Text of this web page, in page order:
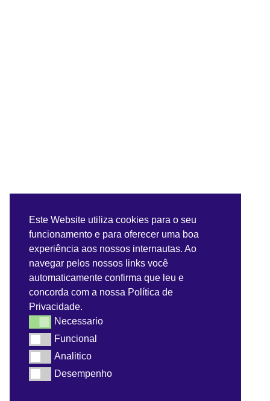
Este Website utiliza cookies para o seu
funcionamento e para oferecer uma boa
experiência aos nossos internautas. Ao
navegar pelos nossos links você
automaticamente confirma que leu e
concorda com a nossa Política de
Privacidade.
NecessarioNecessario
FuncionalFuncional
AnaliticoAnalitico
Desempenho
Desempenho